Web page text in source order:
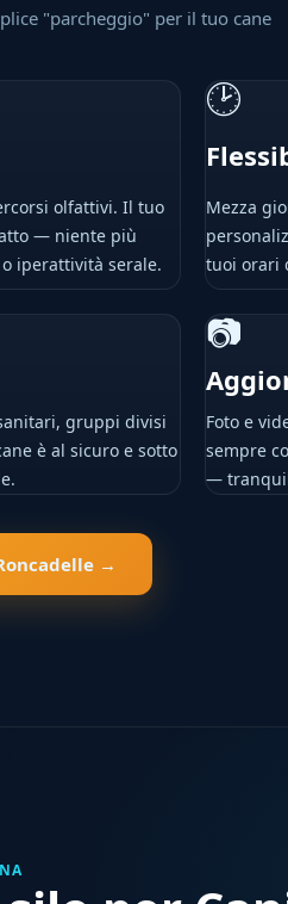
"parcheggio" per il tuo cane
olfattivi. Il tuo
— niente più
iperattività serale.
🕑
Mezza
tuoi orari
gruppi divisi
è al sicuro e sotto
📷
Foto e
sempre
—
→